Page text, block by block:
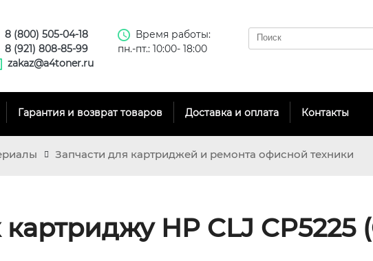
8 (800) 505-04-18
8 (921) 808-85-99
zakaz@a4toner.ru
Время работы:
пн.-пт.: 10:00- 18:00
Гарантия и возврат товаров Доставка и оплата Контакты
Запчасти для картриджей и ремонта офисной техники
HP CLJ CP5225